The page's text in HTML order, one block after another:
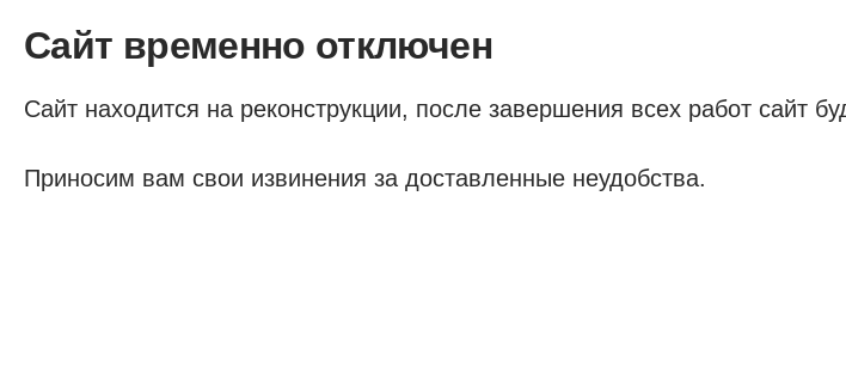
Сайт временно отключен
Сайт находится на реконструкции, после завершения всех работ сайт
Приносим вам свои извинения за доставленные неудобства.